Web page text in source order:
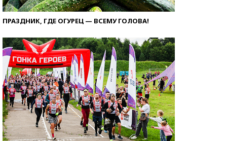
ПРАЗДНИК, ГДЕ ОГУРЕЦ — ВСЕМУ ГОЛОВА!